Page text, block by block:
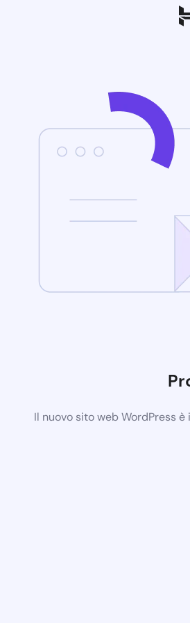
Il nuovo sito web WordPress